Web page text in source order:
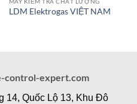
LDM Elektrogas VIỆT NAM
control-expert.com
14, Quốc Lộ 13, Khu Đô